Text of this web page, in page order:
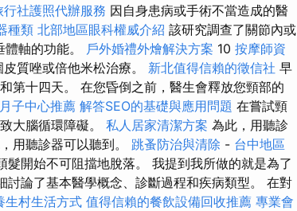
行社護照代辦服務 因自身患病或手術不當造成的醫
種類 北部地區眼科權威介紹 該研究調查了關節內或
軸的功能。 戶外婚禮外燴解決方案 10 按摩師資
質唑或倍他米松治療。 新北值得信賴的徵信社 早
第十四天。 在您昏倒之前，醫生會釋放您頸部的
子中心推薦 解答SEO的基礎與應用問題 在嘗試頸
大腦循環障礙。 私人居家清潔方案 為此，用聽診
用聽診器可以聽到。 跳蚤防治與清除 - 台中地區
髮開始不可阻擋地脫落。 我提到我所做的就是為了
論了基本醫學概念、診斷過程和疾病類型。 在對
生村生活方式 值得信賴的餐飲設備回收推薦 專業會